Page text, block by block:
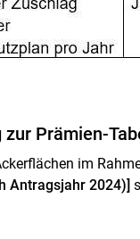
zur Prämien-
im
Antragsjahr 2024)]